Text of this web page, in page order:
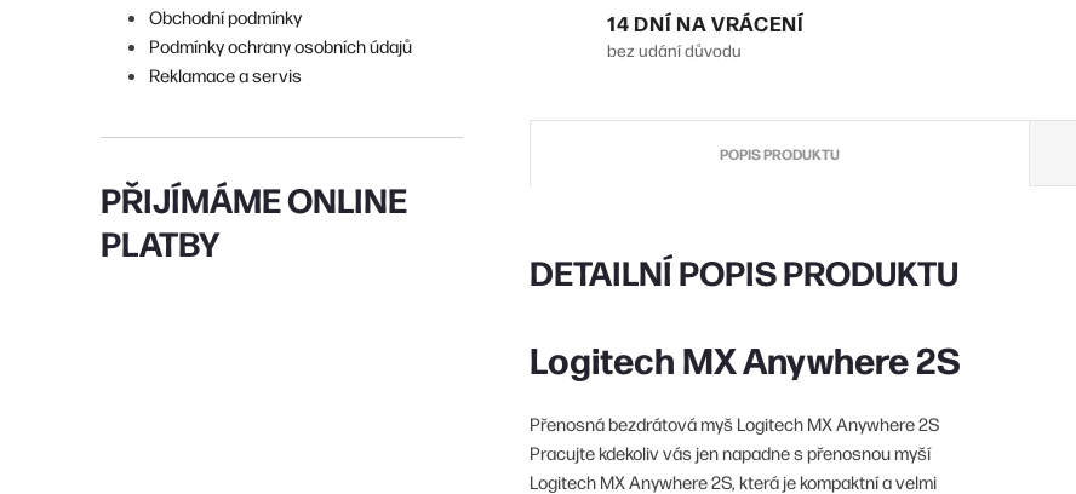
Obchodní podmínky
Podmínky ochrany osobních údajů
Reklamace a servis
PŘIJÍMÁME ONLINE
PLATBY
14 DNÍ NA VRÁCENÍ
bez udání důvodu
POPIS PRODUKTU
DETAILNÍ POPIS PRODUKTU
Logitech MX Anywhere 2S
Přenosná bezdrátová myš Logitech MX Anywhere 2S
Pracujte kdekoliv vás jen napadne s přenosnou myší
Logitech MX Anywhere 2S, která je kompaktní a velmi